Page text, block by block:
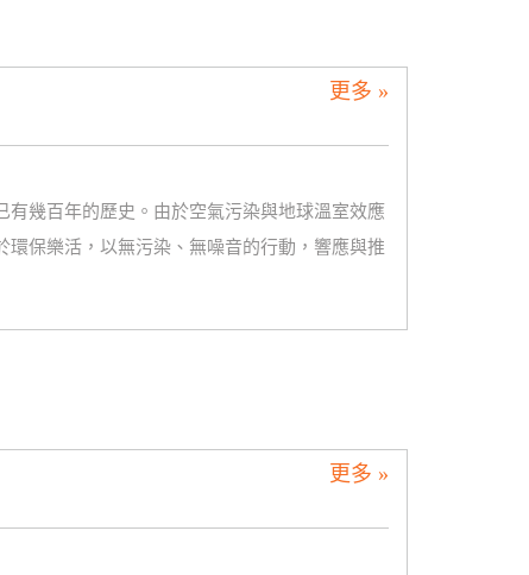
更多 »
幾百年的歷史。由於空氣污染與地球溫室效應
保樂活，以無污染、無噪音的行動，響應與推
更多 »